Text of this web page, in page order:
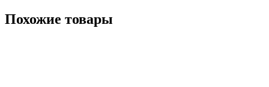
Похожие товары